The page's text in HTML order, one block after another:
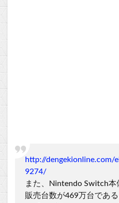
http://
9274/
また、Nintendo Switch
販売台数が469万台であ